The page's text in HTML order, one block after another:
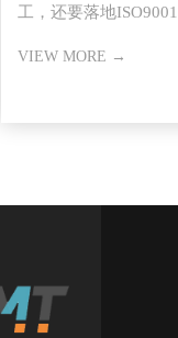
工，还要落地
VIEW MORE →